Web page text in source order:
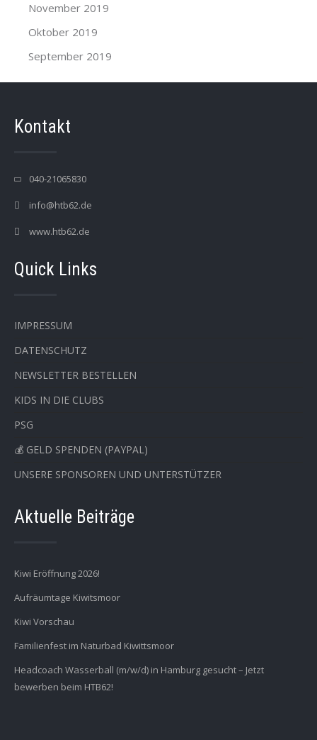
November 2019
Oktober 2019
September 2019
Kontakt
040-21065830
info@htb62.de
www.htb62.de
Quick Links
IMPRESSUM
DATENSCHUTZ
NEWSLETTER BESTELLEN
KIDS IN DIE CLUBS
PSG
💰 GELD SPENDEN (PAYPAL)
UNSERE SPONSOREN UND UNTERSTÜTZER
Aktuelle Beiträge
Kiwi Eröffnung 2026!
Aufräumtage Kiwitsmoor
Kiwi Vorschau
Familienfest im Naturbad Kiwittsmoor
Headcoach Wasserball (m/w/d) in Hamburg gesucht – Jetzt
bewerben beim HTB62!